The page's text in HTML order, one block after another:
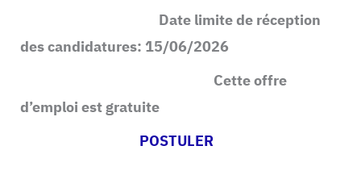
Date limite de réception
des candidatures: 15/06/2026
Cette offre
d’emploi est gratuite
POSTULER